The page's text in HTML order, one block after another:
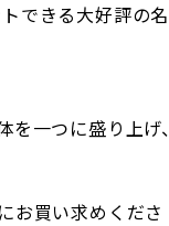
できる大好評の名
一つに盛り上げ、
お買い求めくださ